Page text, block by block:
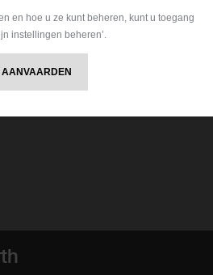
Blijf in
Ik geef geen toestemming Krijg
Ik geef geen toestemming Sluit je
en hoe u ze kunt beheren, kunt u toegang
instellingen beheren’.